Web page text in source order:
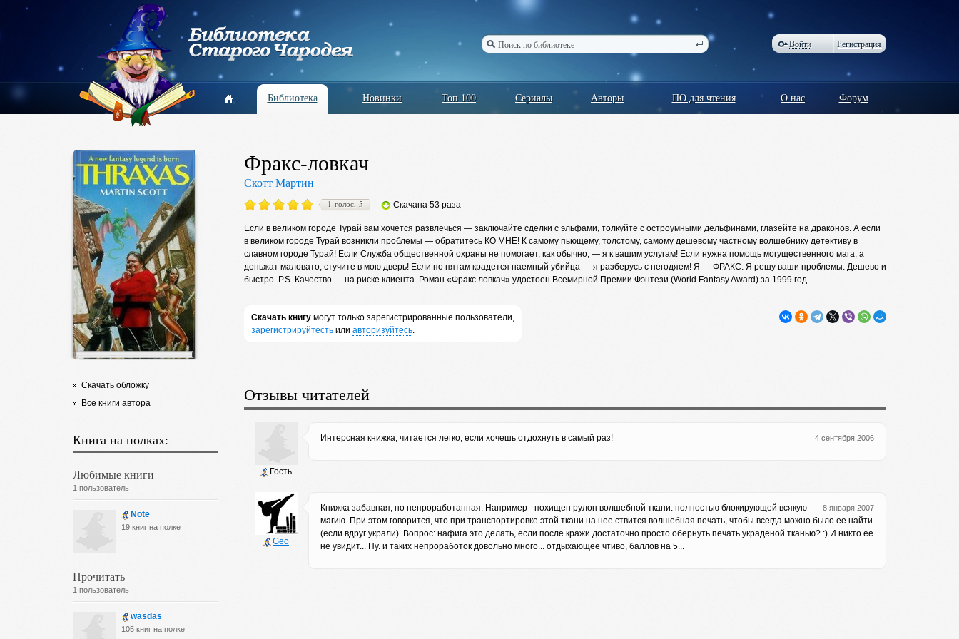
Войти Регистрация
Библиотека Новинки Топ 100 Сериалы Авторы ПО для чтения О нас Форум
Скачать обложку
Все книги автора
Книга на полках:
Любимые книги
1 пользователь
Note
19 книг на полке
Прочитать
1 пользователь
wasdas
105 книг на полке
Фракс-ловкач
Скотт Мартин
1 голос, 5 Скачана 53 раза
Если в великом городе Турай вам хочется развлечься — заключайте сделки с эльфами, толкуйте с остроумными дельфинами, глазейте на драконов. А если
в великом городе Турай возникли проблемы — обратитесь КО МНЕ! К самому пьющему, толстому, самому дешевому частному волшебнику детективу в
славном городе Турай! Если Служба общественной охраны не помогает, как обычно, — я к вашим услугам! Если нужна помощь могущественного мага, а
деньжат маловато, стучите в мою дверь! Если по пятам крадется наемный убийца — я разберусь с негодяем! Я — ФРАКС. Я решу ваши проблемы. Дешево и
быстро. P.S. Качество — на риске клиента. Роман «Фракс ловкач» удостоен Всемирной Премии Фэнтези (World Fantasy Award) за 1999 год.
Скачать книгу могут только зарегистрированные пользователи,
зарегистрируйтесть или авторизуйтесь.
Отзывы читателей
Гость
4 сентября 2006
Интерсная книжка, читается легко, если хочешь отдохнуть в самый раз!
Geo
8 января 2007
Книжка забавная, но непроработанная. Например - похищен рулон волшебной ткани. полностью блокирующей всякую
магию. При этом говорится, что при транспортировке этой ткани на нее ствится волшебная печать, чтобы всегда можно было ее найти
(если вдруг украли). Вопрос: нафига это делать, если после кражи достаточно просто обернуть печать украденой тканью? :) И никто ее
не увидит... Ну. и таких непроработок довольно много... отдыхающее чтиво, баллов на 5...